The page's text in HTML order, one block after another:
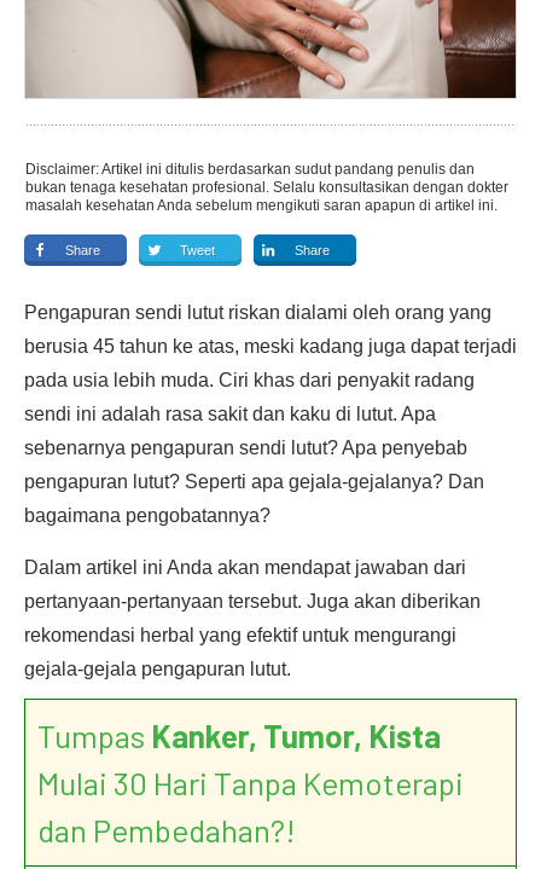
Disclaimer: Artikel ini ditulis berdasarkan sudut pandang penulis dan
bukan tenaga kesehatan profesional. Selalu konsultasikan dengan dokter
masalah kesehatan Anda sebelum mengikuti saran apapun di artikel ini.
Share Tweet Share
Pengapuran sendi lutut riskan dialami oleh orang yang
berusia 45 tahun ke atas, meski kadang juga dapat terjadi
pada usia lebih muda. Ciri khas dari penyakit radang
sendi ini adalah rasa sakit dan kaku di lutut. Apa
sebenarnya pengapuran sendi lutut? Apa penyebab
pengapuran lutut? Seperti apa gejala-gejalanya? Dan
bagaimana pengobatannya?
Dalam artikel ini Anda akan mendapat jawaban dari
pertanyaan-pertanyaan tersebut. Juga akan diberikan
rekomendasi herbal yang efektif untuk mengurangi
gejala-gejala pengapuran lutut.
Tumpas Kanker, Tumor, Kista
Mulai 30 Hari Tanpa Kemoterapi
dan Pembedahan?!